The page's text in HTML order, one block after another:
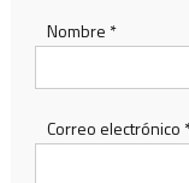
Nombre *
Correo electrónico